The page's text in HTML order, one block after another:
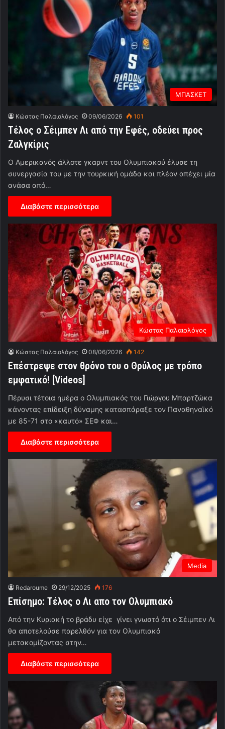
ΜΠΑΣΚΕΤ
Κώστας Παλαιολόγος 09/06/2026 101
Τέλος ο Σέιμπεν Λι από την Εφές, οδεύει προς
Ζαλγκίρις
Ο Αμερικανός άλλοτε γκαρντ του Ολυμπιακού έλυσε τη
συνεργασία του με την τουρκική ομάδα και πλέον απέχει μία
ανάσα από…
Διαβάστε περισσότερα
Κώστας Παλαιολόγος
Κώστας Παλαιολόγος 08/06/2026 142
Επέστρεψε στον θρόνο του ο Θρύλος με τρόπο
εμφατικό! [Videos]
Πέρυσι τέτοια ημέρα ο Ολυμπιακός του Γιώργου Μπαρτζώκα
κάνοντας επίδειξη δύναμης κατασπάραξε τον Παναθηναϊκό
με 85-71 στο «καυτό» ΣΕΦ και…
Διαβάστε περισσότερα
Media
Redaroume 29/12/2025 176
Επίσημο: Τέλος ο Λι απο τον Ολυμπιακό
Από την Κυριακή το βράδυ είχε γίνει γνωστό ότι ο Σέιμπεν Λι
θα αποτελούσε παρελθόν για τον Ολυμπιακό
μετακομίζοντας στην…
Διαβάστε περισσότερα